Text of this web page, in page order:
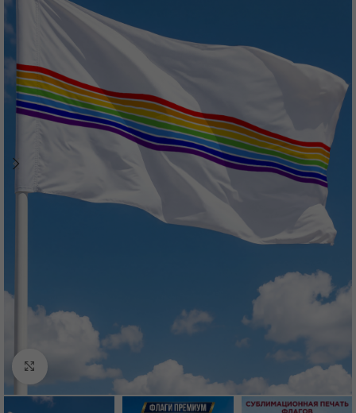
Нажмите, чтобы увеличить